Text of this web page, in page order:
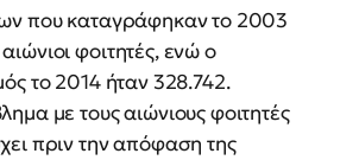
που καταγράφηκαν το 2003
φοιτητές, ενώ ο
το 2014 ήταν 328.742.
με τους αιώνιους φοιτητές
πριν την απόφαση της